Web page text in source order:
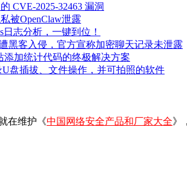
CVE-2025-32463 漏洞
被OpenClaw泄露
志分析，一键到位！
黑客入侵，官方宣称加密聊天记录未泄露
添加统计代码的终极解决方案
盘插拔、文件操作，并可拍照的软件
在维护《中国网络安全产品和厂家大全》